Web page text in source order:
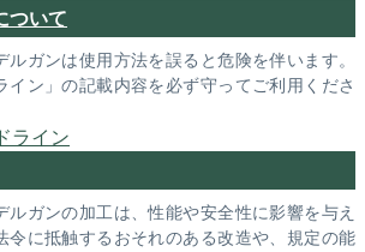
ついて
ガンは使用方法を誤ると危険を伴います。
イン」の記載内容を必ず守ってご利用くださ
ライン
ルガンの加工は、性能や安全性に影響を与え
令に抵触するおそれのある改造や、規定の能